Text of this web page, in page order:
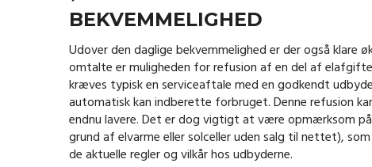
BEKVEMMELIGHED
Udover den daglige bekvemmelighed er der også klare
omtalte er muligheden for refusion af en del af
kræves typisk en serviceaftale med en godkendt
automatisk kan indberette forbruget. Denne refusion
endnu lavere. Det er dog vigtigt at være opmærksom
grund af elvarme eller solceller uden salg til nettet),
de aktuelle regler og vilkår hos udbyderne.